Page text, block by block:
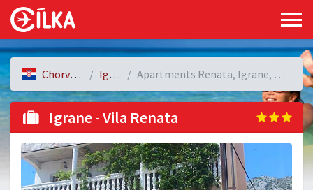
Chorvatsko Igrane Apartments Renata, Igrane, Chorvatsko
Igrane - Vila Renata